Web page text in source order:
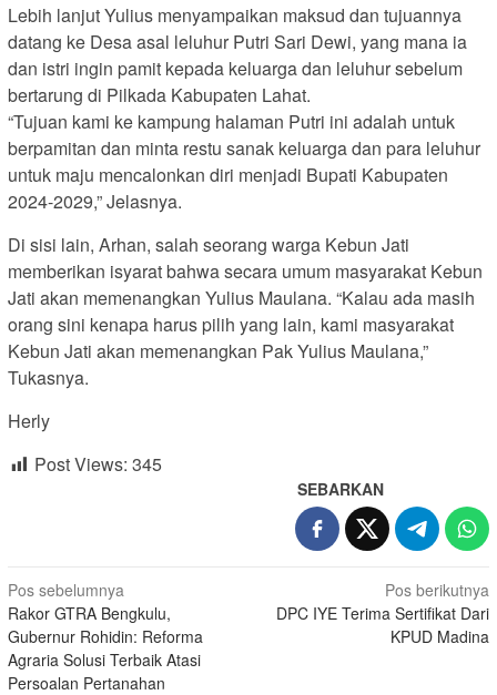
Lebih lanjut Yulius menyampaikan maksud dan tujuannya
datang ke Desa asal leluhur Putri Sari Dewi, yang mana ia
dan istri ingin pamit kepada keluarga dan leluhur sebelum
bertarung di Pilkada Kabupaten Lahat.
“Tujuan kami ke kampung halaman Putri ini adalah untuk
berpamitan dan minta restu sanak keluarga dan para leluhur
untuk maju mencalonkan diri menjadi Bupati Kabupaten
2024-2029,” Jelasnya.
Di sisi lain, Arhan, salah seorang warga Kebun Jati
memberikan isyarat bahwa secara umum masyarakat Kebun
Jati akan memenangkan Yulius Maulana. “Kalau ada masih
orang sini kenapa harus pilih yang lain, kami masyarakat
Kebun Jati akan memenangkan Pak Yulius Maulana,”
Tukasnya.
Herly
Post Views: 345
SEBARKAN
Navigasi
pos
Pos sebelumnya
Rakor GTRA Bengkulu,
Gubernur Rohidin: Reforma
Agraria Solusi Terbaik Atasi
Persoalan Pertanahan
Pos berikutnya
DPC IYE Terima Sertifikat Dari
KPUD Madina